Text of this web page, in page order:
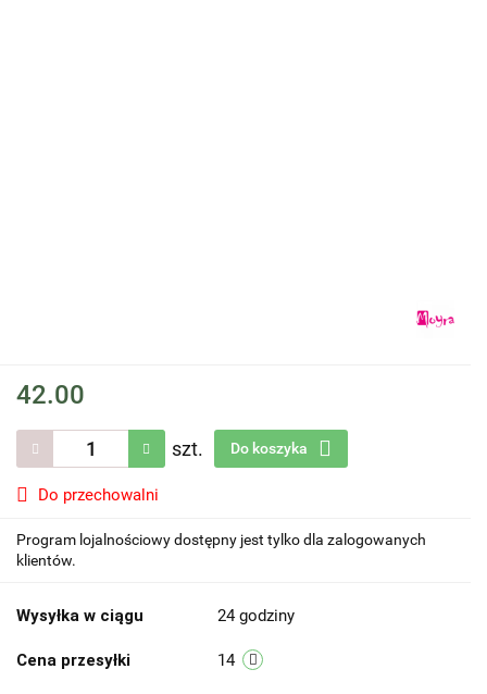
42.00
szt. Do koszyka
Do przechowalni
Program lojalnościowy dostępny jest tylko dla zalogowanych
klientów.
Wysyłka w ciągu 24 godziny
Cena przesyłki 14